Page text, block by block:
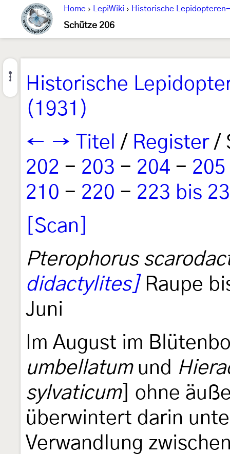
Home › LepiWiki › Historische
Schütze 206
Historische
(1931)
← → Titel / Register/
202 - 203 - 204 - 205
210 - 220 - 223 bis
[Scan]
Pterophorus
didactylites]Raupe
Juni
Im August im
umbellatumund
sylvaticum] ohne
überwintert darin
Verwandlung